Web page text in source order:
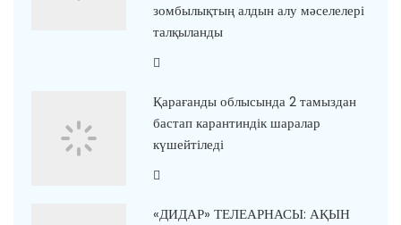
зомбылықтың алдын алу мәселелері
талқыланды
Қарағанды облысында 2 тамыздан
бастап карантиндік шаралар
күшейтіледі
«ДИДАР» ТЕЛЕАРНАСЫ: АҚЫН